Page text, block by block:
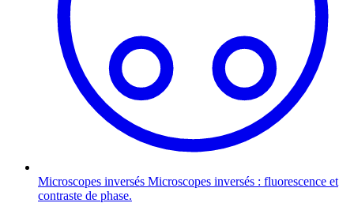
Microscopes inversés Microscopes inversés : fluorescence et
contraste de phase.